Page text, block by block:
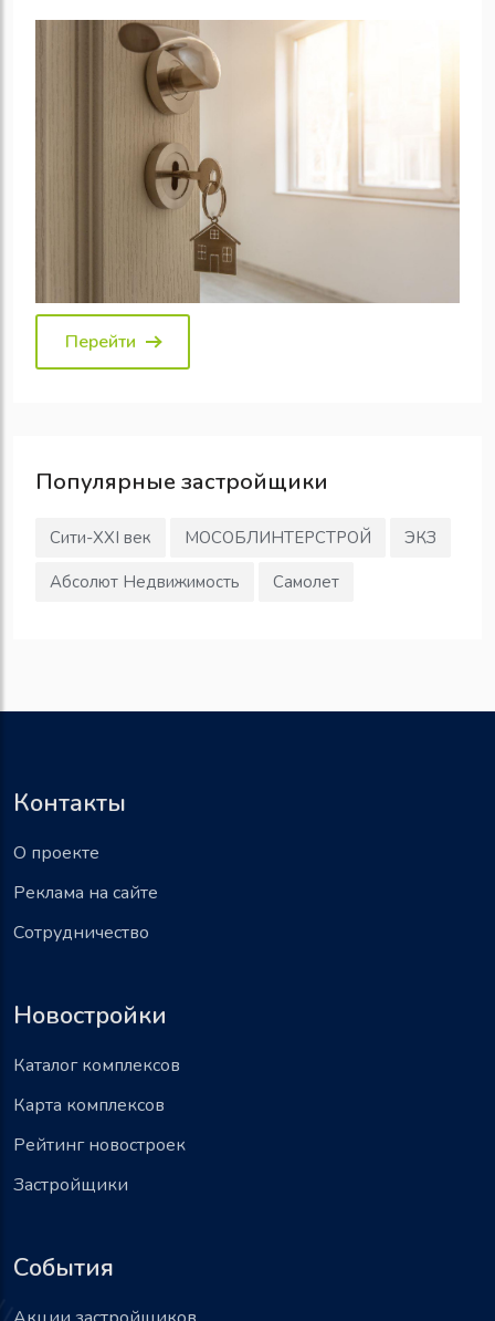
Перейти
Популярные застройщики
Сити-XXI век МОСОБЛИНТЕРСТРОЙ
ЭКЗ
Абсолют Недвижимость
Самолет
Контакты
О проекте
Реклама на сайте
Сотрудничество
Новостройки
Каталог комплексов
Карта комплексов
Рейтинг новостроек
Застройщики
События